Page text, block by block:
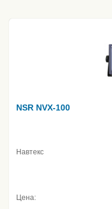
NSR NVX-100
Навтекс
Цена: